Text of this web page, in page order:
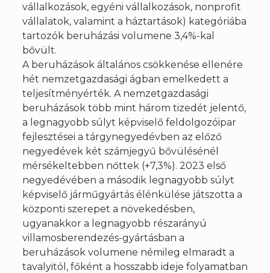
vállalkozások, egyéni vállalkozások, nonprofit
vállalatok, valamint a háztartások) kategóriába
tartozók beruházási volumene 3,4%-kal
bővült.
A beruházások általános csökkenése ellenére
hét nemzetgazdasági ágban emelkedett a
teljesítményérték. A nemzetgazdasági
beruházások több mint három tizedét jelentő,
a legnagyobb súlyt képviselő feldolgozóipar
fejlesztései a tárgynegyedévben az előző
negyedévek két számjegyű bővülésénél
mérsékeltebben nőttek (+7,3%). 2023 első
negyedévében a második legnagyobb súlyt
képviselő járműgyártás élénkülése játszotta a
központi szerepet a növekedésben,
ugyanakkor a legnagyobb részarányú
villamosberendezés-gyártásban a
beruházások volumene némileg elmaradt a
tavalyitól, főként a hosszabb ideje folyamatban